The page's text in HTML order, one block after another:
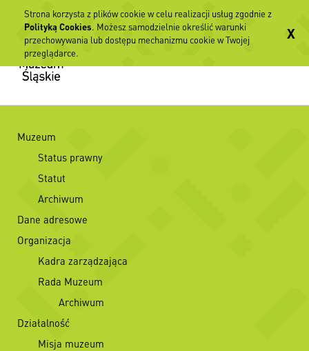
Muzeum
Status prawny
Statut
Archiwum
Dane adresowe
Organizacja
Kadra zarządzająca
Rada Muzeum
Archiwum
Działalność
Misja muzeum
Strona korzysta z plików cookie w celu realizacji usług zgodnie z
Polityką Cookies. Możesz samodzielnie określić warunki
przechowywania lub dostępu mechanizmu cookie w Twojej
przeglądarce.
X